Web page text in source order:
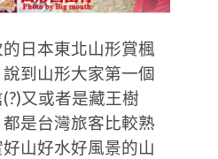
日本東北山形賞楓
到山形大家第一個
又或者是藏王樹
是台灣旅客比較熟
山好水好風景的山